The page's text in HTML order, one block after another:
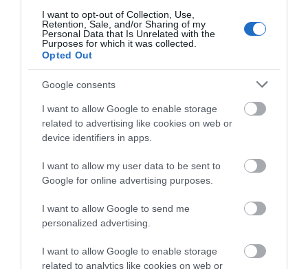
I want to opt-out of Collection, Use,
Retention, Sale, and/or Sharing of my
Personal Data that Is Unrelated with the
Purposes for which it was collected.
Opted Out
Google consents
I want to allow Google to enable storage
related to advertising like cookies on web or
device identifiers in apps.
I want to allow my user data to be sent to
Google for online advertising purposes.
I want to allow Google to send me
personalized advertising.
I want to allow Google to enable storage
related to analytics like cookies on web or
06.08.2026 | 20:20
Θρήνος στην Εύβοια: Έφυγε από
τη ζωή ο 37χρονος που είχε
Νέο σοβαρό τροχαίο στην Εύβοια:
Τούμπαρε αυτοκίνητο
Αταμάν – Βίντεο από τη Σύμη
06.08.2026 | 19:40
Δύσκολη νύχτα για την
Καλαμίτσα – Νέες
εικόνες και βίντεο
και πλήθος κόσμου η
μεγάλη γιορτή στους
Ωρεούς – Παρών ο
Θανάσης Ζεμπίλης
Σοκ στην Εύβοια με την
Νεότερα για τη Φωτιά